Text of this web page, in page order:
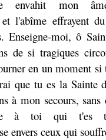
envahit mon
et l'abîme effrayent
Enseigne-moi, ô
de si tragiques
en un moment
que tu es la Sainte
à mon secours,
à toi qui t'es
envers ceux qui